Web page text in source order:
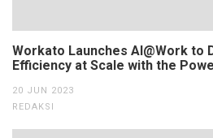
Workato Launches AI@Work to
Efficiency at Scale with the
20 JUN 2023
REDAKSI